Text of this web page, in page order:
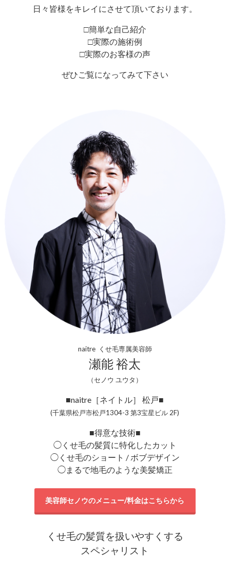
日々皆様をキレイにさせて頂いております。
□簡単な自己紹介
□実際の施術例
□実際のお客様の声
ぜひご覧になってみて下さい
naitre くせ毛専属美容師
瀬能 裕太
（セノウ ユウタ）
■naitre［ネイトル］ 松戸■
(千葉県松戸市松戸1304-3 第3宝星ビル 2F)
■得意な技術■
◯くせ毛の髪質に特化したカット
◯くせ毛のショート / ボブデザイン
◯まるで地毛のような美髪矯正
美容師セノウのメニュー/料金はこちらから
くせ毛の髪質を扱いやすくする
スペシャリスト